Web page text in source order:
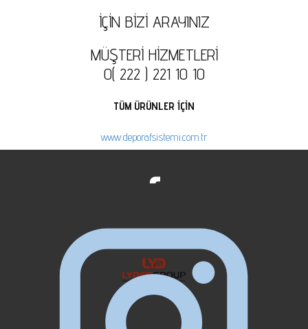
İÇİN BİZİ ARAYINIZ
MÜŞTERİ HİZMETLERİ
0( 222 ) 221 10 10
TÜM ÜRÜNLER İÇİN
www.deporafsistemi.com.tr